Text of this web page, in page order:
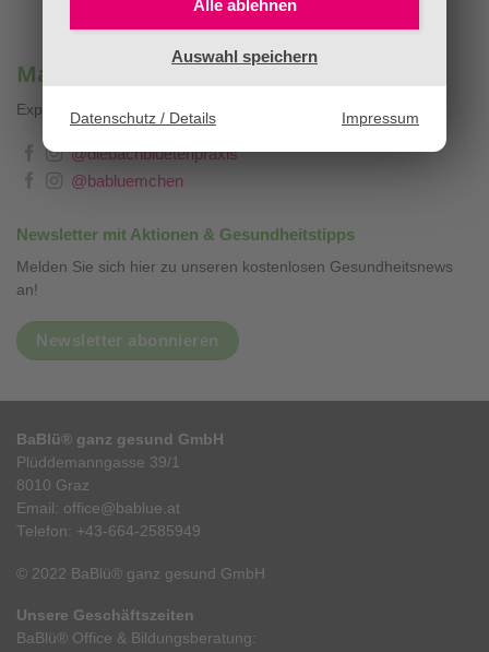
Alle ablehnen
Auswahl speichern
Datenschutz / Details Impressum
Mag. Sandra Stopar & BaBlümchen®
Expertenwissen, Blog & Liebevolles
@diebachbluetenpraxis
@babluemchen
Newsletter mit Aktionen & Gesundheitstipps
Melden Sie sich hier zu unseren kostenlosen Gesundheitsnews
an!
Newsletter abonnieren
BaBlü® ganz gesund GmbH
Plüddemanngasse 39/1
8010 Graz
Email: office@bablue.at
Telefon: +43-664-2585949
© 2022 BaBlü® ganz gesund GmbH
Unsere Geschäftszeiten
BaBlü® Office & Bildungsberatung: